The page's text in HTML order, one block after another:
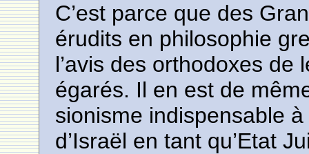
C’est parce que des
érudits en philosophie
l’avis des orthodoxes de
égarés. Il en est de
sionisme indispensable
d’Israël en tant qu’Etat